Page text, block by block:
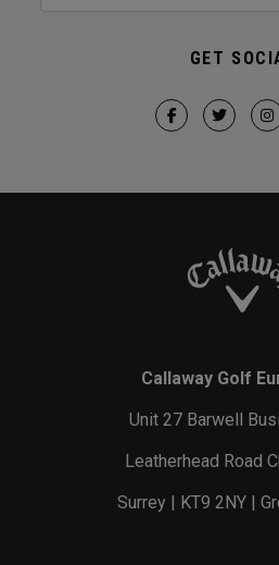
GET
Callaway Golf
Unit 27 Barwell
Leatherhead Road
Surrey | KT9 2NY |